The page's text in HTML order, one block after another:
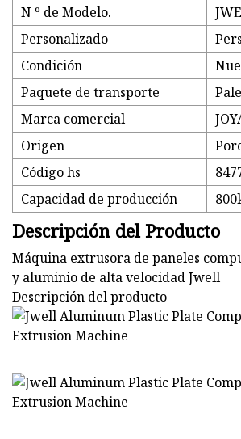
N º de Modelo.
Personalizado
Condición
Paquete de transporte
Marca comercial
Origen
Código hs
Capacidad de producción
Descripción del Producto
Máquina extrusora de paneles
y aluminio de alta velocidad Jwell
Descripción del producto